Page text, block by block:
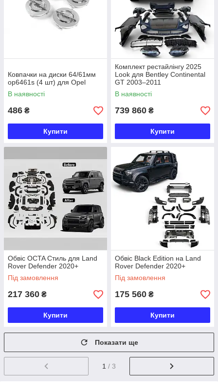
Ковпачки на диски 64/61мм
op6461s (4 шт) для Opel
В наявності
486 ₴
Купити
Комплект рестайлінгу 2025
Look для Bentley Continental
GT 2003–2011
В наявності
739 860 ₴
Купити
Обвіс OCTA Стиль для Land
Rover Defender 2020+
Під замовлення
217 360 ₴
Купити
Обвіс Black Edition на Land
Rover Defender 2020+
Під замовлення
175 560 ₴
Купити
Показати ще
1 / 3